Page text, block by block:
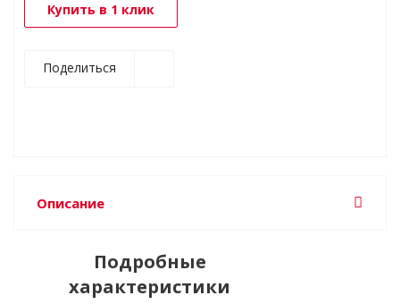
Купить в 1 клик
Поделиться
Описание
Подробные
характеристики